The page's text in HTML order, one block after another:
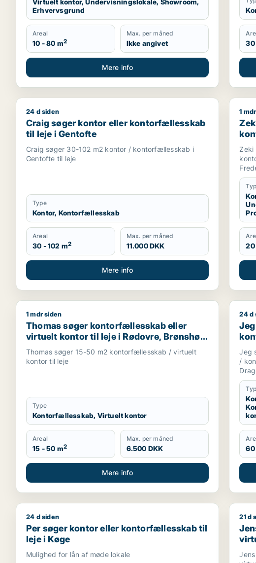
Virtuelt kontor, Undervisningslokale, Showroom,
Erhvervsgrund
Areal
10 - 80 m2
Max. per måned
Ikke angivet
Mere info
30
Craig søger kontor eller kontorfællesskab til leje i Gentofte
24 d siden
Craig søger kontor eller kontorfællesskab
til leje i Gentofte
Craig søger 30-102 m2 kontor / kontorfællesskab i
Gentofte til leje
Type
Kontor, Kontorfællesskab
Areal
30 - 102 m2
Max. per måned
11.000 DKK
Mere info
1
Zeki
20
Thomas søger kontorfællesskab eller virtuelt kontor til leje i
1 mdr siden
Thomas søger kontorfællesskab eller
virtuelt kontor til leje i Rødovre, Brønshøj
eller Herlev m.fl.
Thomas søger 15-50 m2 kontorfællesskab / virtuelt
kontor til leje
Type
Kontorfællesskab, Virtuelt kontor
Areal
15 - 50 m2
Max. per måned
6.500 DKK
Mere info
Jeg
24 d
Jeg
/
60
Per søger kontor eller kontorfællesskab til leje i Køge
24 d siden
Per søger kontor eller kontorfællesskab til
leje i Køge
Mulighed for lån af møde lokale
21 d
til